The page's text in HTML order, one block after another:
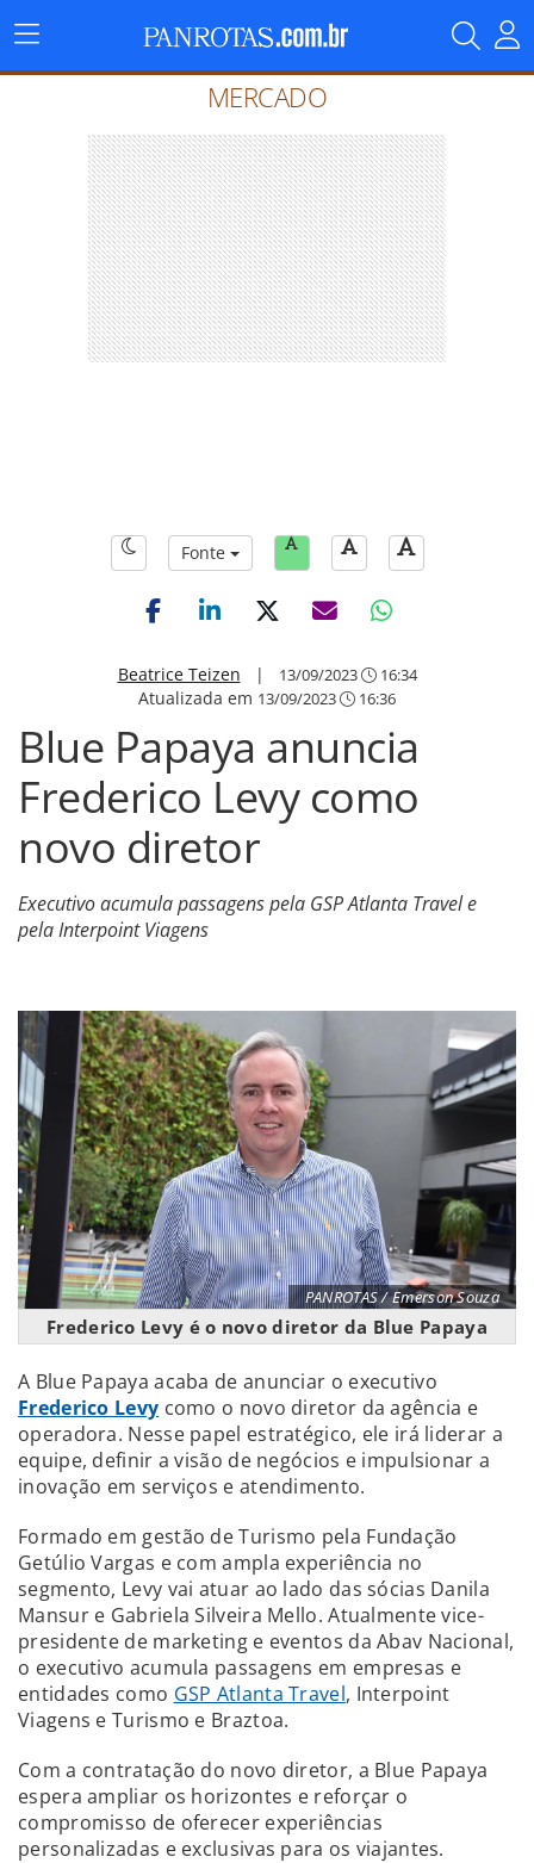
Menu
Principal
MERCADO
Fonte
Beatrice Teizen | 13/09/2023 16:34
Atualizada em 13/09/2023 16:36
Blue Papaya anuncia
Frederico Levy como
novo diretor
Executivo acumula passagens pela GSP Atlanta Travel e
pela Interpoint Viagens
PANROTAS / Emerson Souza
Frederico Levy é o novo diretor da Blue Papaya
A Blue Papaya acaba de anunciar o executivo
Frederico Levy como o novo diretor da agência e
operadora. Nesse papel estratégico, ele irá liderar a
equipe, definir a visão de negócios e impulsionar a
inovação em serviços e atendimento.
Formado em gestão de Turismo pela Fundação
Getúlio Vargas e com ampla experiência no
segmento, Levy vai atuar ao lado das sócias Danila
Mansur e Gabriela Silveira Mello. Atualmente vice-
presidente de marketing e eventos da Abav Nacional,
o executivo acumula passagens em empresas e
entidades como GSP Atlanta Travel, Interpoint
Viagens e Turismo e Braztoa.
Com a contratação do novo diretor, a Blue Papaya
espera ampliar os horizontes e reforçar o
compromisso de oferecer experiências
personalizadas e exclusivas para os viajantes.